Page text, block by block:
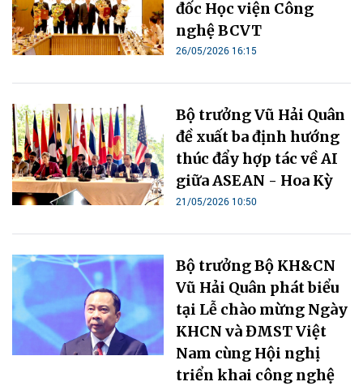
đốc Học viện Công
nghệ BCVT
26/05/2026 16:15
Bộ trưởng Vũ Hải Quân
đề xuất ba định hướng
thúc đẩy hợp tác về AI
giữa ASEAN - Hoa Kỳ
21/05/2026 10:50
Bộ trưởng Bộ KH&CN
Vũ Hải Quân phát biểu
tại Lễ chào mừng Ngày
KHCN và ĐMST Việt
Nam cùng Hội nghị
triển khai công nghệ